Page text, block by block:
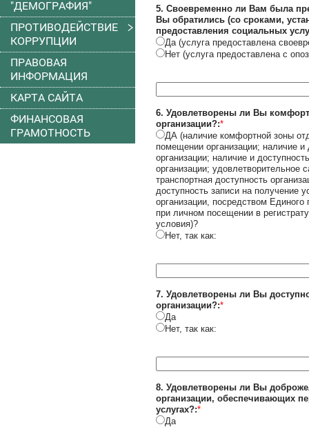
"ДЕМОГРАФИЯ"
ПРОТИВОДЕЙСТВИЕ
КОРРУПЦИИ
ПРАВОВАЯ
ИНФОРМАЦИЯ
КАРТА САЙТА
ФИНАНСОВАЯ
ГРАМОТНОСТЬ
5. Своевременно ли Вам была
Вы обратились (со сроками,
предоставления социальных
Да (услуга предоставлена
Нет (услуга предоставлена с
6. Удовлетворены ли Вы
организации?:*
ДА (наличие комфортной зоны
помещении организации; наличие
организации; наличие и
организации; удовлетворительное
транспортная доступность
доступность записи на получение
организации, посредством
при личном посещении в
условия)?
Нет, так как:
7. Удовлетворены ли Вы
организации?:*
Да
Нет, так как:
8. Удовлетворены ли Вы
организации, обеспечивающих
услугах?:*
Да